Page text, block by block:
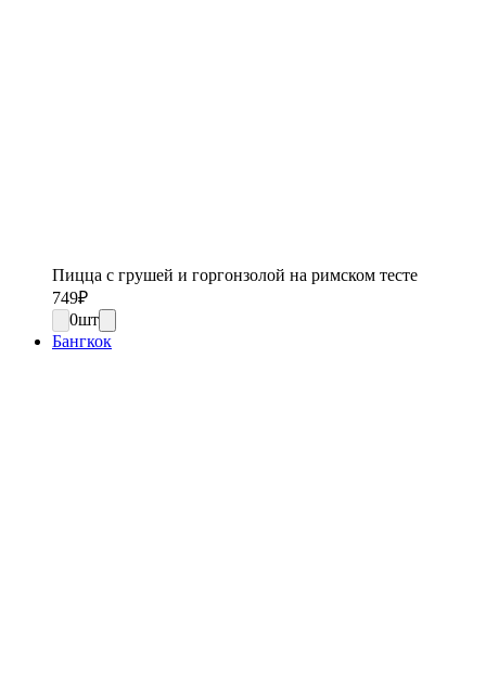
Пицца с грушей и горгонзолой на римском тесте
749₽
0шт
Бангкок